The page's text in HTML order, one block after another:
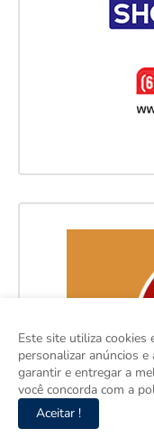
Este site utiliza cookies
personalizar anúncios
garantir e entregar a
você concorda com a
Aceitar !